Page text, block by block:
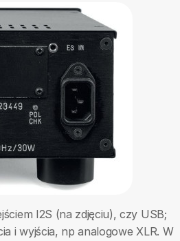
I2S (na zdjęciu), czy USB;
i wyjścia, np analogowe XLR. W